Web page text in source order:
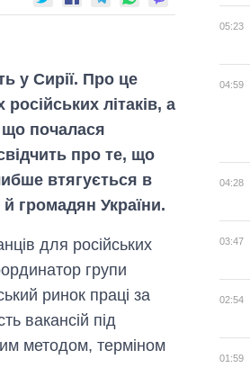
у Сирії. Про це
літаків, а
почалася
про те, що
втягується в
громадян України.
для російських
групи
ринок праці за
вакансій під
методом, терміном
05:23
04:59
04:28
03:47
02:54
01:59